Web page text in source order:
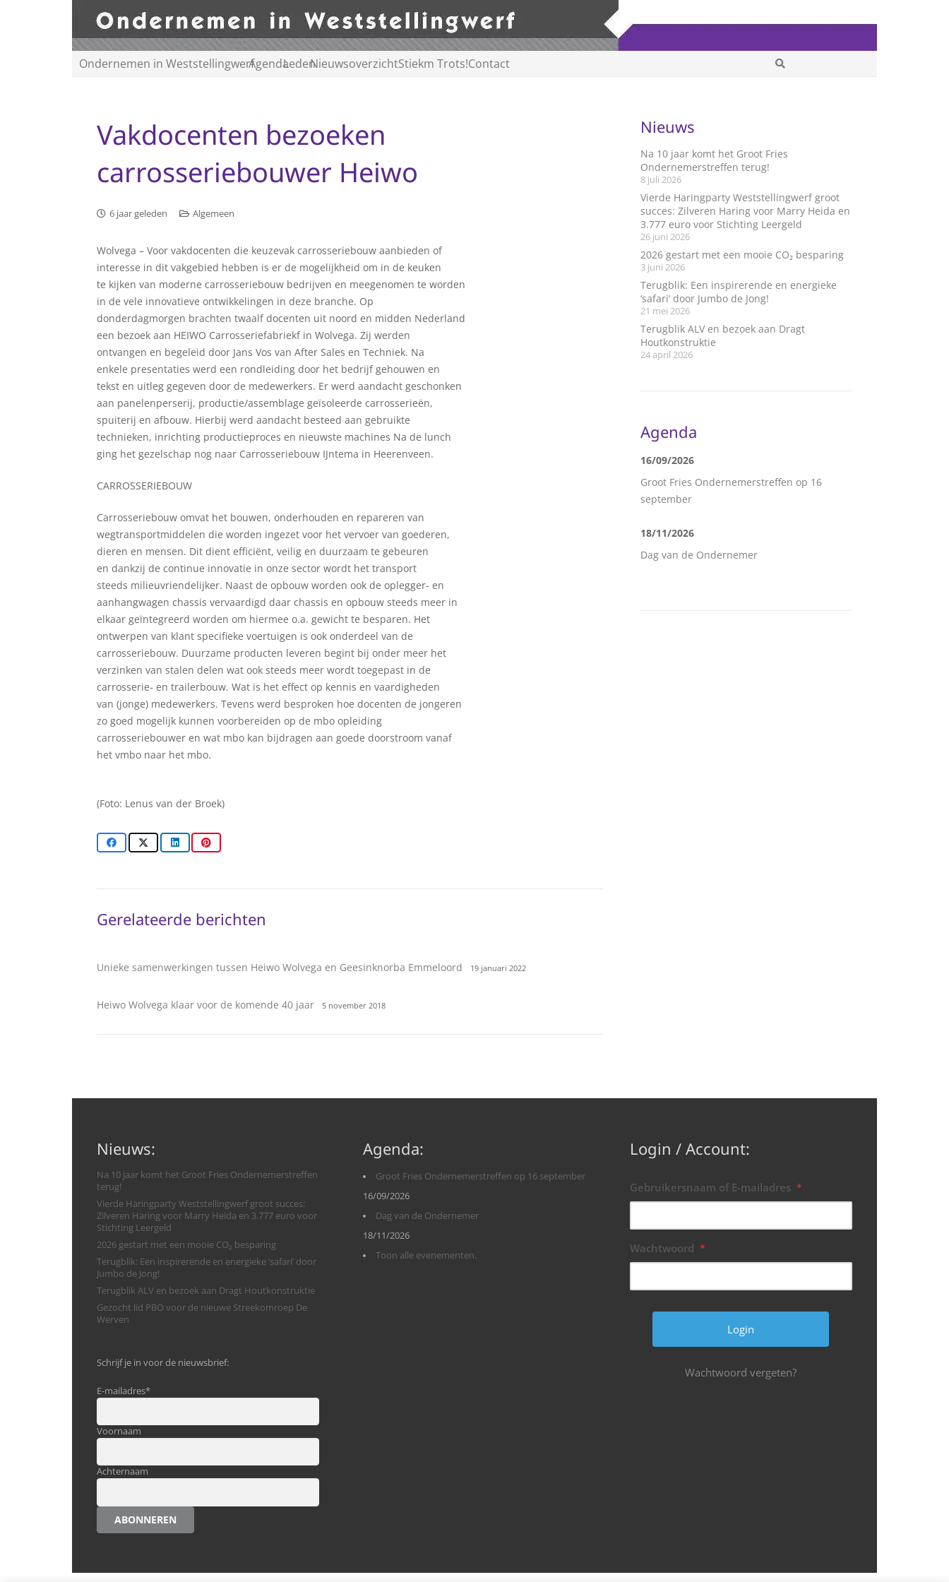
Ondernemen in WeststellingwerfAgendaLedenNieuwsoverzichtStiekm Trots!Contact
Vakdocenten bezoeken
carrosseriebouwer Heiwo
6 jaar geleden Algemeen
Wolvega – Voor vakdocenten die keuzevak carrosseriebouw aanbieden of
interesse in dit vakgebied hebben is er de mogelijkheid om in de keuken
te kijken van moderne carrosseriebouw bedrijven en meegenomen te worden
in de vele innovatieve ontwikkelingen in deze branche. Op
donderdagmorgen brachten twaalf docenten uit noord en midden Nederland
een bezoek aan HEIWO Carrosseriefabriekf in Wolvega. Zij werden
ontvangen en begeleid door Jans Vos van After Sales en Techniek. Na
enkele presentaties werd een rondleiding door het bedrijf gehouwen en
tekst en uitleg gegeven door de medewerkers. Er werd aandacht geschonken
aan panelenperserij, productie/assemblage geïsoleerde carrosserieën,
spuiterij en afbouw. Hierbij werd aandacht besteed aan gebruikte
technieken, inrichting productieproces en nieuwste machines Na de lunch
ging het gezelschap nog naar Carrosseriebouw IJntema in Heerenveen.
CARROSSERIEBOUW
Carrosseriebouw omvat het bouwen, onderhouden en repareren van
wegtransportmiddelen die worden ingezet voor het vervoer van goederen,
dieren en mensen. Dit dient efficiënt, veilig en duurzaam te gebeuren
en dankzij de continue innovatie in onze sector wordt het transport
steeds milieuvriendelijker. Naast de opbouw worden ook de oplegger- en
aanhangwagen chassis vervaardigd daar chassis en opbouw steeds meer in
elkaar geïntegreerd worden om hiermee o.a. gewicht te besparen. Het
ontwerpen van klant specifieke voertuigen is ook onderdeel van de
carrosseriebouw. Duurzame producten leveren begint bij onder meer het
verzinken van stalen delen wat ook steeds meer wordt toegepast in de
carrosserie- en trailerbouw. Wat is het effect op kennis en vaardigheden
van (jonge) medewerkers. Tevens werd besproken hoe docenten de jongeren
zo goed mogelijk kunnen voorbereiden op de mbo opleiding
carrosseriebouwer en wat mbo kan bijdragen aan goede doorstroom vanaf
het vmbo naar het mbo.
(Foto: Lenus van der Broek)
Gerelateerde berichten
Unieke samenwerkingen tussen Heiwo Wolvega en Geesinknorba Emmeloord 19 januari 2022
Heiwo Wolvega klaar voor de komende 40 jaar 5 november 2018
Nieuws
Na 10 jaar komt het Groot Fries
Ondernemerstreffen terug!
8 juli 2026
Vierde Haringparty Weststellingwerf groot
succes: Zilveren Haring voor Marry Heida en
3.777 euro voor Stichting Leergeld
26 juni 2026
2026 gestart met een mooie CO₂ besparing
3 juni 2026
Terugblik: Een inspirerende en energieke
‘safari’ door Jumbo de Jong!
21 mei 2026
Terugblik ALV en bezoek aan Dragt
Houtkonstruktie
24 april 2026
Agenda
16/09/2026
Groot Fries Ondernemerstreffen op 16
september
18/11/2026
Dag van de Ondernemer
Nieuws:
Na 10 jaar komt het Groot Fries Ondernemerstreffen
terug!
Vierde Haringparty Weststellingwerf groot succes:
Zilveren Haring voor Marry Heida en 3.777 euro voor
Stichting Leergeld
2026 gestart met een mooie CO₂ besparing
Terugblik: Een inspirerende en energieke ‘safari’ door
Jumbo de Jong!
Terugblik ALV en bezoek aan Dragt Houtkonstruktie
Gezocht lid PBO voor de nieuwe Streekomroep De
Werven
Schrijf je in voor de nieuwsbrief:
E-mailadres*
Voornaam
Achternaam
ABONNEREN
Agenda:
Groot Fries Ondernemerstreffen op 16 september
16/09/2026
Dag van de Ondernemer
18/11/2026
Toon alle evenementen.
Login / Account:
Gebruikersnaam of E-mailadres *
Wachtwoord *
Wachtwoord vergeten?